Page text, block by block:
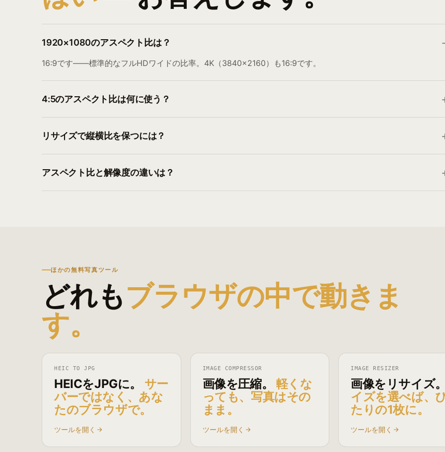
1920×1080のアスペクト比は？
16:9です——標準的なフルHDワイドの比率。4K（3840×2160）も16:9です。
4:5のアスペクト比は何に使う？
リサイズで縦横比を保つには？
アスペクト比と解像度の違いは？
ほかの無料写真ツール
どれもブラウザの中で動きま
す。
HEIC TO JPG
HEICをJPGに。
サー
バーではなく、あな
たのブラウザで。
ツールを開く
IMAGE COMPRESSOR
画像を圧縮。
軽くな
っても、写真はその
まま。
ツールを開く
IMAGE RESIZER
画像をリサイズ
イズを選べば、
たりの1枚に。
ツールを開く